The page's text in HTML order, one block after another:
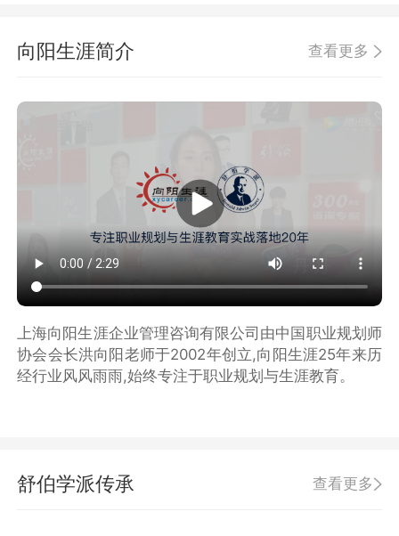
向阳生涯简介 查看更多
上海向阳生涯企业管理咨询有限公司由中国职业规划师
协会会长洪向阳老师于2002年创立,向阳生涯25年来历
经行业风风雨雨,始终专注于职业规划与生涯教育。
舒伯学派传承 查看更多